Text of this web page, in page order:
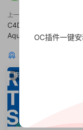
上一篇
C4D模型 水族馆 鱼缸
Aquariums 含贴图 含材
猜你喜欢
模型
OC插件一键